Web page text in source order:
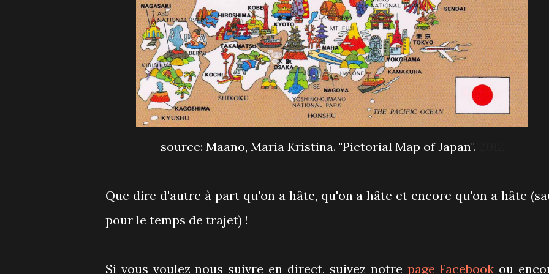
source: Maano, Maria Kristina. "Pictorial Map of Japan".
Que dire d'autre à part qu'on a hâte, qu'on a hâte et encore qu'on a hâte
pour le temps de trajet) !
Si vous voulez nous suivre en direct, suivez notre page Facebook ou